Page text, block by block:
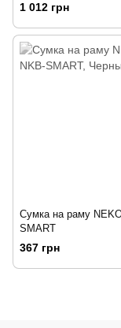
1 012 грн
Сумка на раму
SMART
367 грн